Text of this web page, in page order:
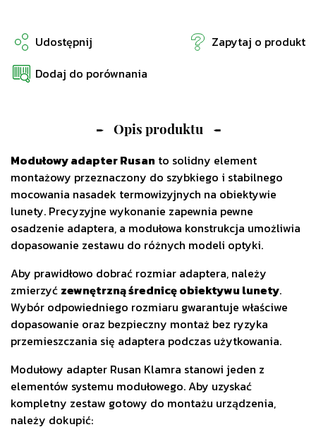
Udostępnij
Zapytaj o produkt
Dodaj do porównania
Opis produktu
Modułowy adapter Rusan to solidny element
montażowy przeznaczony do szybkiego i stabilnego
mocowania nasadek termowizyjnych na obiektywie
lunety. Precyzyjne wykonanie zapewnia pewne
osadzenie adaptera, a modułowa konstrukcja umożliwia
dopasowanie zestawu do różnych modeli optyki.
Aby prawidłowo dobrać rozmiar adaptera, należy
zmierzyć zewnętrzną średnicę obiektywu lunety.
Wybór odpowiedniego rozmiaru gwarantuje właściwe
dopasowanie oraz bezpieczny montaż bez ryzyka
przemieszczania się adaptera podczas użytkowania.
Modułowy adapter Rusan Klamra stanowi jeden z
elementów systemu modułowego. Aby uzyskać
kompletny zestaw gotowy do montażu urządzenia,
należy dokupić: